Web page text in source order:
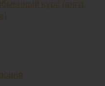
курс (англ.